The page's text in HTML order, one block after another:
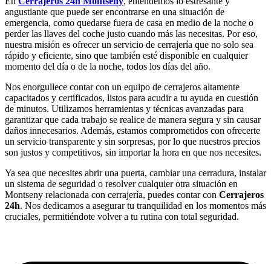
angustiante que puede ser encontrarse en una situación de
emergencia, como quedarse fuera de casa en medio de la noche o
perder las llaves del coche justo cuando más las necesitas. Por eso,
nuestra misión es ofrecer un servicio de cerrajería que no solo sea
rápido y eficiente, sino que también esté disponible en cualquier
momento del día o de la noche, todos los días del año.
Nos enorgullece contar con un equipo de cerrajeros altamente
capacitados y certificados, listos para acudir a tu ayuda en cuestión
de minutos. Utilizamos herramientas y técnicas avanzadas para
garantizar que cada trabajo se realice de manera segura y sin causar
daños innecesarios. Además, estamos comprometidos con ofrecerte
un servicio transparente y sin sorpresas, por lo que nuestros precios
son justos y competitivos, sin importar la hora en que nos necesites.
Ya sea que necesites abrir una puerta, cambiar una cerradura, instalar
un sistema de seguridad o resolver cualquier otra situación en
Montseny relacionada con cerrajería, puedes contar con Cerrajeros
24h. Nos dedicamos a asegurar tu tranquilidad en los momentos más
cruciales, permitiéndote volver a tu rutina con total seguridad.